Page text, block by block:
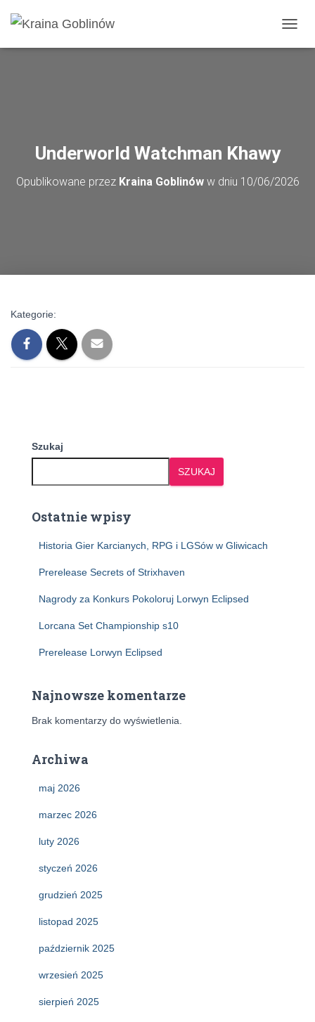
Underworld Watchman Khawy
Opublikowane przez Kraina Goblinóww dniu 10/06/2026
Kategorie:
Szukaj
SZUKAJ
Ostatnie wpisy
Historia Gier Karcianych, RPG i LGSów w Gliwicach
Prerelease Secrets of Strixhaven
Nagrody za Konkurs Pokoloruj Lorwyn Eclipsed
Lorcana Set Championship s10
Prerelease Lorwyn Eclipsed
Najnowsze komentarze
Brak komentarzy do wyświetlenia.
Archiwa
maj 2026
marzec 2026
luty 2026
styczeń 2026
grudzień 2025
listopad 2025
październik 2025
wrzesień 2025
sierpień 2025